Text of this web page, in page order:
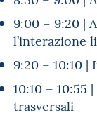
9:00 – 9:20 |
l’interazione
9:20 – 10:10
10:10 –
trasversali